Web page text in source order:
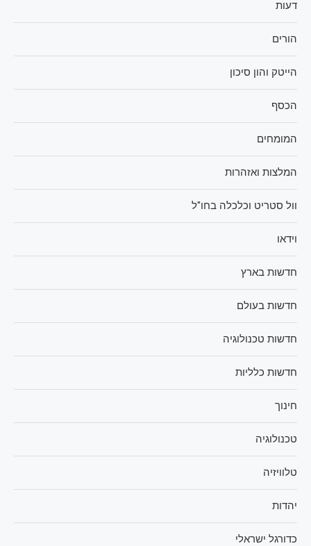
דעות
הורים
הייטק והון סיכון
הכסף
המומחים
המלצות ואזהרות
וול סטריט וכלכלה בחו"ל
וידאו
חדשות בארץ
חדשות בעולם
חדשות טכנולוגיה
חדשות כלליות
חינוך
טכנולוגיה
טלוויזיה
יהדות
כדורגל ישראלי